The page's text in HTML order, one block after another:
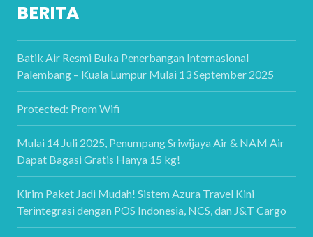
BERITA
Batik Air Resmi Buka Penerbangan Internasional
Palembang – Kuala Lumpur Mulai 13 September 2025
Protected: Prom Wifi
Mulai 14 Juli 2025, Penumpang Sriwijaya Air & NAM Air
Dapat Bagasi Gratis Hanya 15 kg!
Kirim Paket Jadi Mudah! Sistem Azura Travel Kini
Terintegrasi dengan POS Indonesia, NCS, dan J&T Cargo